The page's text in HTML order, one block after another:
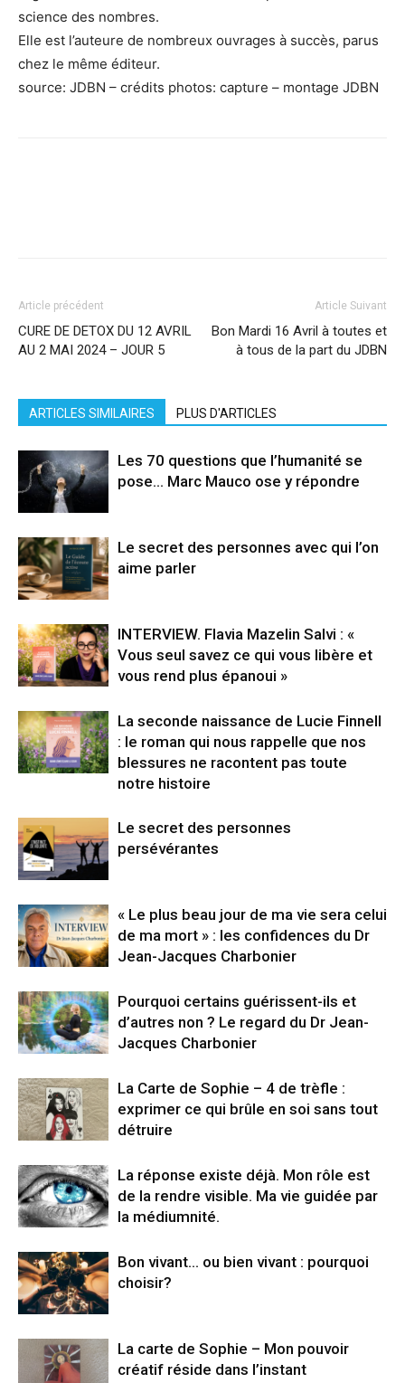
science des nombres.
Elle est l’auteure de nombreux ouvrages à succès, parus
chez le même éditeur.
source: JDBN – crédits photos: capture – montage JDBN
Article précédent
CURE DE DETOX DU 12 AVRIL
AU 2 MAI 2024 – JOUR 5
Article Suivant
Bon Mardi 16 Avril à toutes et
à tous de la part du JDBN
ARTICLES SIMILAIRES PLUS D'ARTICLES
Les 70 questions que l’humanité se
pose… Marc Mauco ose y répondre
Le secret des personnes avec qui l’on
aime parler
INTERVIEW. Flavia Mazelin Salvi : «
Vous seul savez ce qui vous libère et
vous rend plus épanoui »
La seconde naissance de Lucie Finnell
: le roman qui nous rappelle que nos
blessures ne racontent pas toute
notre histoire
Le secret des personnes
persévérantes
« Le plus beau jour de ma vie sera celui
de ma mort » : les confidences du Dr
Jean-Jacques Charbonier
Pourquoi certains guérissent-ils et
d’autres non ? Le regard du Dr Jean-
Jacques Charbonier
La Carte de Sophie – 4 de trèfle :
exprimer ce qui brûle en soi sans tout
détruire
La réponse existe déjà. Mon rôle est
de la rendre visible. Ma vie guidée par
la médiumnité.
Bon vivant… ou bien vivant : pourquoi
choisir?
La carte de Sophie – Mon pouvoir
créatif réside dans l’instant